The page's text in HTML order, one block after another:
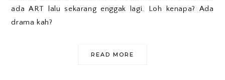
ada ART lalu sekarang enggak lagi. Loh kenapa? Ada
drama kah?
READ MORE